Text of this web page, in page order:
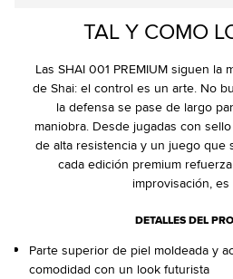
TAL Y COMO
Las SHAI 001 PREMIUM siguen la
de Shai: el control es un arte. No
la defensa se pase de largo
maniobra. Desde jugadas con
de alta resistencia y un juego que
cada edición premium
improvisación,
DETALLES DEL
Parte superior de piel moldeada y
comodidad con un look futurista